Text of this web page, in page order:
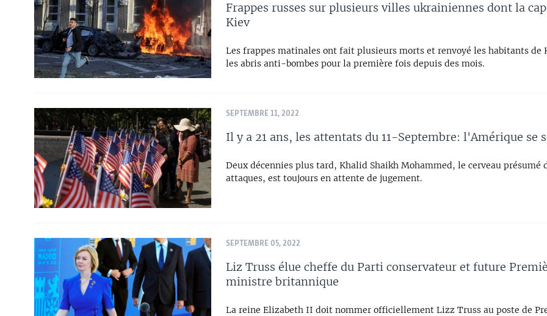
Frappes russes sur plusieurs villes ukrainiennes dont la
Kiev
Les frappes matinales ont fait plusieurs morts et renvoyé les habitants de
les abris anti-bombes pour la première fois depuis des mois.
SEPTEMBRE 11, 2022
Il y a 21 ans, les attentats du 11-Septembre: l'Amérique se
Deux décennies plus tard, Khalid Shaikh Mohammed, le cerveau présumé
attaques, est toujours en attente de jugement.
SEPTEMBRE 05, 2022
Liz Truss élue cheffe du Parti conservateur et future
ministre britannique
La reine Elizabeth II doit nommer officiellement Lizz Truss au poste de